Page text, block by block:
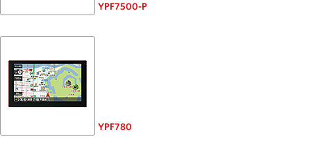
YPF7500-P
YPF780